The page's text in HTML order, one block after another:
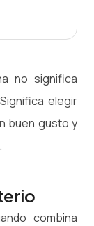
no significa
elegir
buen gusto y
combina